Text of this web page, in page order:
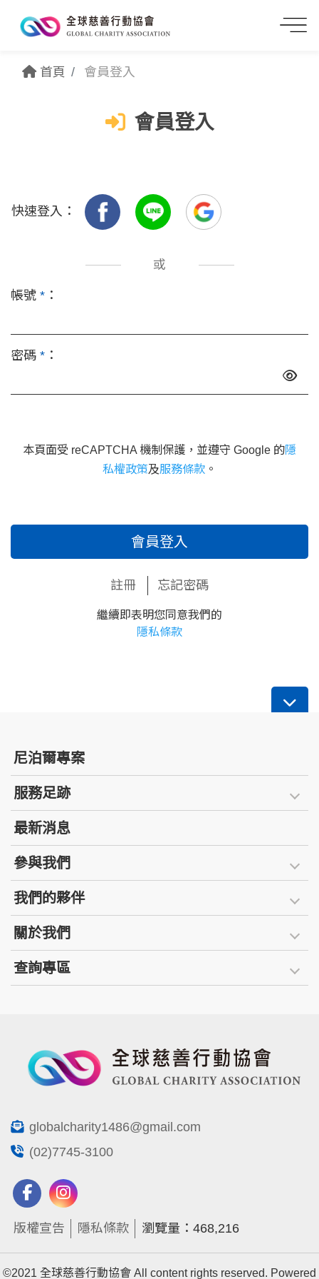
首頁 會員登入
會員登入
快速登入：
或
帳號 * ：
密碼 * ：
本頁面受 reCAPTCHA 機制保護，並遵守 Google 的隱
私權政策及服務條款 。
會員登入
註冊 忘記密碼
繼續即表明您同意我們的
隱私條款
尼泊爾專案
服務足跡
最新消息
參與我們
我們的夥伴
關於我們
查詢專區
globalcharity1486@gmail.com
(02)7745-3100
版權宣告 隱私條款 瀏覽量：468,216
©2021 全球慈善行動協會 All content rights reserved. Powered